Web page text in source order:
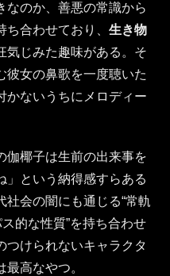
なのか、善悪の常識から
合わせており、 生き物
気じみた趣味がある。そ
彼女の鼻歌を一度聴いた
かないうちにメロディー
伽椰子は生前の出来事を
」という納得感すらある
会の闇にも通じる“常軌
的な性質”を持ち合わせ
つけられないキャラクタ
高なやつ。